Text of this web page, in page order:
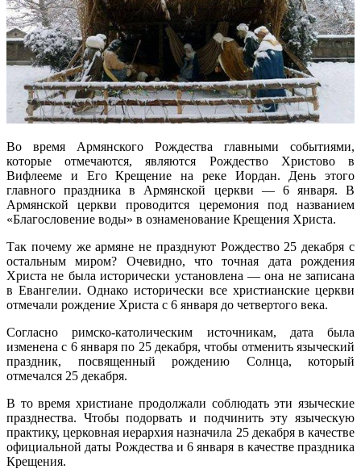
Во время Армянского Рождества главными событиями,
которые отмечаются, являются Рождество Христово в
Вифлееме и Его Крещение на реке Иордан. День этого
главного праздника в Армянской церкви — 6 января. В
Армянской церкви проводится церемония под названием
«Благословение воды» в ознаменование Крещения Христа.
Так почему же армяне не празднуют Рождество 25 декабря с
остальным миром? Очевидно, что точная дата рождения
Христа не была исторически установлена — она не записана
в Евангелии. Однако исторически все христианские церкви
отмечали рождение Христа с 6 января до четвертого века.
Согласно римско-католическим источникам, дата была
изменена с 6 января по 25 декабря, чтобы отменить языческий
праздник, посвященный рождению Солнца, который
отмечался 25 декабря.
В то время христиане продолжали соблюдать эти языческие
празднества. Чтобы подорвать и подчинить эту языческую
практику, церковная иерархия назначила 25 декабря в качестве
официальной даты Рождества и 6 января в качестве праздника
Крещения.